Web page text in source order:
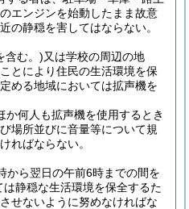
エンジンを始動したまま故意
の静穏を害してはならない。
含む。)又は学校の周辺の地
とにより住民の生活環境を保
める地域においては拡声機を
か何人も拡声機を使用するとき
場所並びに音量等について規
ればならない。
から翌日の午前6時までの間を
は静穏な生活環境を保全するた
せないように努めなければな